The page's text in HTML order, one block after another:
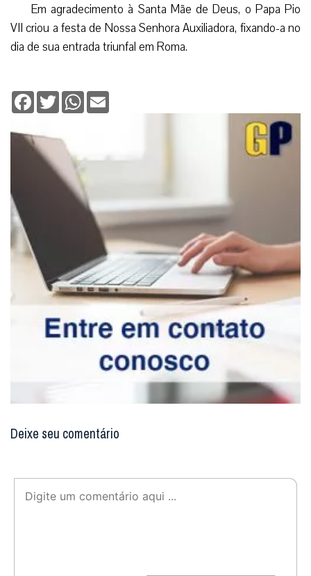
Em agradecimento à Santa Mãe de Deus, o Papa Pio
VII criou a festa de Nossa Senhora Auxiliadora, fixando-a no
dia de sua entrada triunfal em Roma.
Facebook
TwitterWhatsApp
Deixe seu comentário